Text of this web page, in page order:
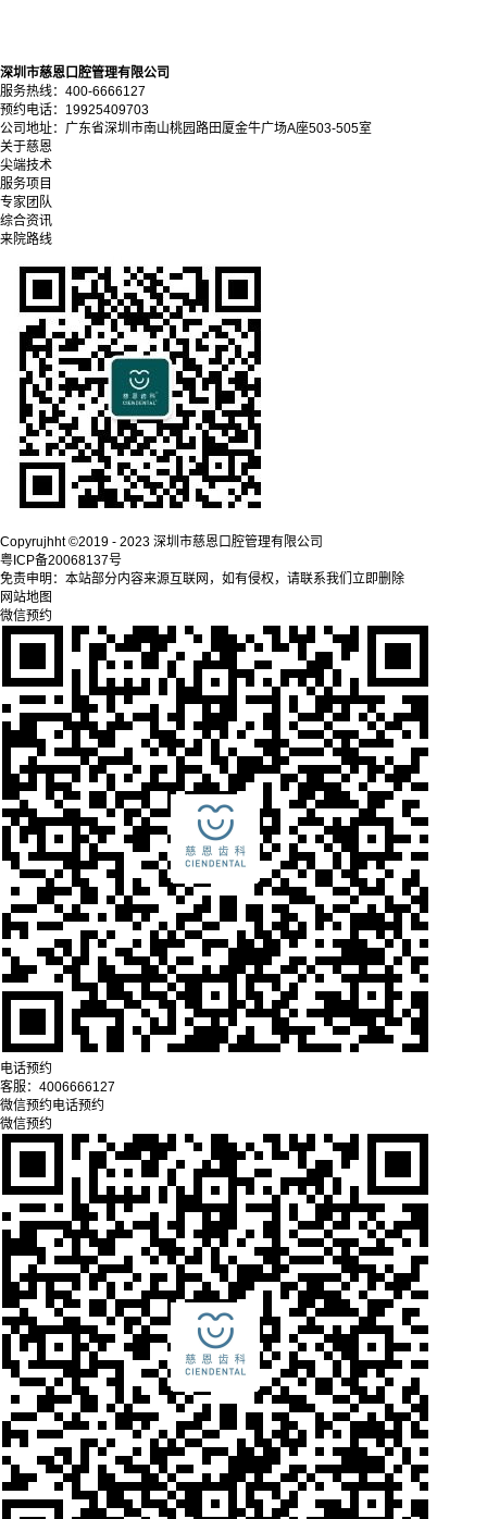
深圳市慈恩口腔管理有限公司
服务热线：400-6666127
预约电话：19925409703
公司地址：广东省深圳市南山桃园路田厦金牛广场A座503-505室
关于慈恩
尖端技术
服务项目
专家团队
综合资讯
来院路线
Copyrujhht ©2019 - 2023 深圳市慈恩口腔管理有限公司
粤ICP备20068137号
免责申明：本站部分内容来源互联网，如有侵权，请联系我们立即删除
网站地图
微信预约
电话预约
客服： 4006666127
微信预约电话预约
微信预约